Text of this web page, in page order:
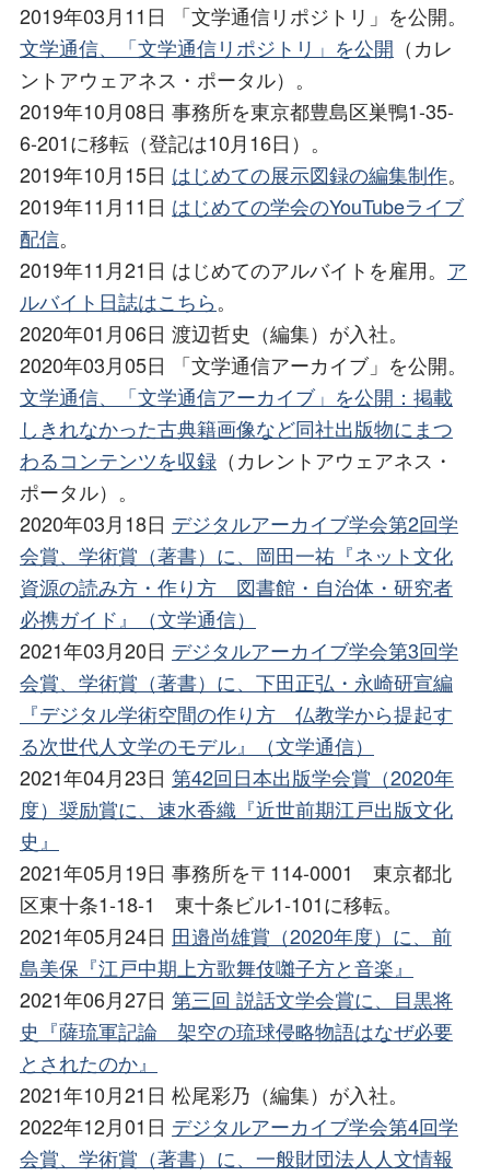
2019年03月11日 「文学通信リポジトリ」を公開。
文学通信、「文学通信リポジトリ」を公開 （カレ
ントアウェアネス・ポータル）。
2019年10月08日 事務所を東京都豊島区巣鴨1-35-
6-201に移転（登記は10月16日）。
2019年10月15日 はじめての展示図録の編集制作。
2019年11月11日 はじめての学会のYouTubeライブ
配信。
2019年11月21日 はじめてのアルバイトを雇用。 ア
ルバイト日誌はこちら。
2020年01月06日 渡辺哲史（編集）が入社。
2020年03月05日 「文学通信アーカイブ」を公開。
文学通信、「文学通信アーカイブ」を公開：掲載
しきれなかった古典籍画像など同社出版物にまつ
わるコンテンツを収録 （カレントアウェアネス・
ポータル）。
2020年03月18日 デジタルアーカイブ学会第2回学
会賞、学術賞（著書）に、岡田一祐『ネット文化
資源の読み方・作り方 図書館・自治体・研究者
必携ガイド』（文学通信）
2021年03月20日 デジタルアーカイブ学会第3回学
会賞、学術賞（著書）に、下田正弘・永崎研宣編
『デジタル学術空間の作り方 仏教学から提起す
る次世代人文学のモデル』（文学通信）
2021年04月23日 第42回日本出版学会賞（2020年
度）奨励賞に、速水香織『近世前期江戸出版文化
史』
2021年05月19日 事務所を〒114-0001 東京都北
区東十条1-18-1 東十条ビル1-101に移転。
2021年05月24日 田邉尚雄賞（2020年度）に、前
島美保『江戸中期上方歌舞伎囃子方と音楽』
2021年06月27日 第三回 説話文学会賞に、目黒将
史『薩琉軍記論 架空の琉球侵略物語はなぜ必要
とされたのか』
2021年10月21日 松尾彩乃（編集）が入社。
2022年12月01日 デジタルアーカイブ学会第4回学
会賞、学術賞（著書）に、一般財団法人人文情報